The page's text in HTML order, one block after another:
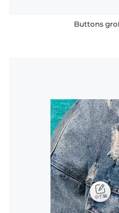
Buttons